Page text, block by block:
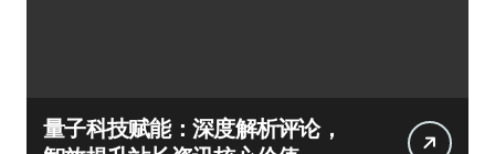
量子科技赋能：深度解析评论，